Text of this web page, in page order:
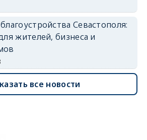
Севастополя:
жителей, бизнеса и
все новости